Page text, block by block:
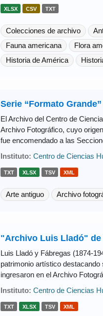
XLSX CSV TXT
Colecciones de archivo
Fauna americana
Flora
Historia de América
Serie “Formato
El Archivo del Centro de
Archivo Fotográfico, cuyo
fue encomendado a las
Instituto: Centro de Ciencias
TXT XLSX TSV XML
Arte antiguo Archivo
"Archivo Luis Lladó" de
Luis Lladó y Fábregas (1874-
patrimonio artístico
ingresaron en el Archivo
Instituto: Centro de Ciencias
TXT XLSX TSV XML